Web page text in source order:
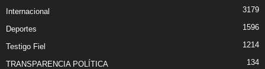
Internacional 3179
Deportes 1596
Testigo Fiel 1214
TRANSPARENCIA POLÍTICA 134